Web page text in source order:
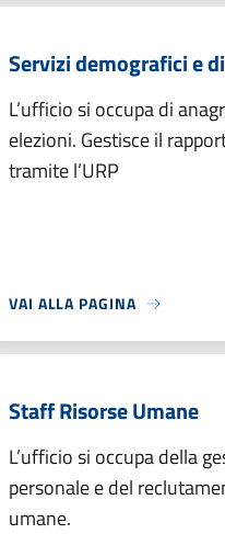
Servizi demografici e
L’ufficio si occupa di
elezioni. Gestisce il
tramite l’URP
VAI ALLA PAGINA
Staff Risorse Umane
L’ufficio si occupa della
personale e del
umane.